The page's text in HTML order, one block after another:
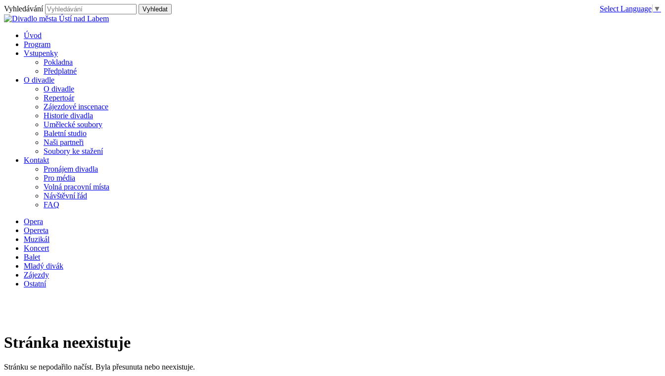
Vyhledávání
Úvod
Program
Vstupenky
Pokladna
Předplatné
O divadle
O divadle
Repertoár
Zájezdové inscenace
Historie divadla
Umělecké soubory
Baletní studio
Naši partneři
Soubory ke stažení
Kontakt
Pronájem divadla
Pro média
Volná pracovní místa
Návštěvní řád
FAQ
Select Language ▼
Opera
Opereta
Muzikál
Koncert
Balet
Mladý divák
Zájezdy
Ostatní
Stránka neexistuje
Stránku se nepodařilo načíst. Byla přesunuta nebo neexistuje.